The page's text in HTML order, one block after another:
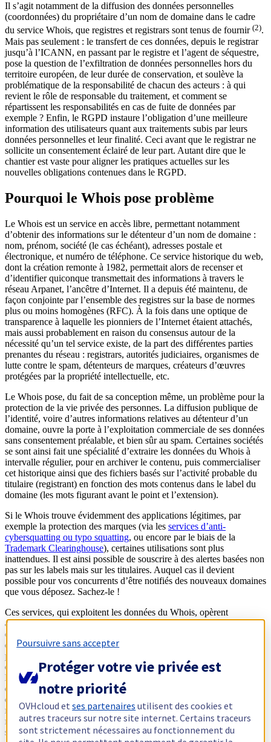
Il s’agit notamment de la diffusion des données personnelles
(coordonnées) du propriétaire d’un nom de domaine dans le cadre
du service Whois, que registres et registrars sont tenus de fournir (2).
Mais pas seulement : le transfert de ces données, depuis le registrar
jusqu’à l’ICANN, en passant par le registre et l’agent de séquestre,
pose la question de l’exfiltration de données personnelles hors du
territoire européen, de leur durée de conservation, et soulève la
problématique de la responsabilité de chacun des acteurs : à qui
revient le rôle de responsable du traitement, et comment se
répartissent les responsabilités en cas de fuite de données par
exemple ? Enfin, le RGPD instaure l’obligation d’une meilleure
information des utilisateurs quant aux traitements subis par leurs
données personnelles et leur finalité. Ceci avant que le registrar ne
sollicite un consentement éclairé de leur part. Autant dire que le
chantier est vaste pour aligner les pratiques actuelles sur les
nouvelles obligations contenues dans le RGPD.
Pourquoi le Whois pose problème
Le Whois est un service en accès libre, permettant notamment
d’obtenir des informations sur le détenteur d’un nom de domaine :
nom, prénom, société (le cas échéant), adresses postale et
électronique, et numéro de téléphone. Ce service historique du web,
dont la création remonte à 1982, permettait alors de recenser et
d’identifier quiconque transmettait des informations à travers le
réseau Arpanet, l’ancêtre d’Internet. Il a depuis été maintenu, de
façon conjointe par l’ensemble des registres sur la base de normes
plus ou moins homogènes (RFC). À la fois dans une optique de
transparence à laquelle les pionniers de l’Internet étaient attachés,
mais aussi probablement en raison du consensus autour de la
nécessité qu’un tel service existe, de la part des différentes parties
prenantes du réseau : registrars, autorités judiciaires, organismes de
lutte contre le spam, détenteurs de marques, créateurs d’œuvres
protégées par la propriété intellectuelle, etc.
Le Whois pose, du fait de sa conception même, un problème pour la
protection de la vie privée des personnes. La diffusion publique de
l’identité, voire d’autres informations relatives au détenteur d’un
domaine, ouvre la porte à l’exploitation commerciale de ses données
sans consentement préalable, et bien sûr au spam. Certaines sociétés
se sont ainsi fait une spécialité d’extraire les données du Whois à
intervalle régulier, pour en archiver le contenu, puis commercialiser
cet historique ainsi que des fichiers basés sur l’activité probable du
titulaire (registrant) en fonction des mots contenus dans le label du
domaine (les mots figurant avant le point et l’extension).
Si le Whois trouve évidemment des applications légitimes, par
exemple la protection des marques (via les services d’anti-
cybersquatting ou typo squatting, ou encore par le biais de la
Trademark Clearinghouse), certaines utilisations sont plus
inattendues. Il est ainsi possible de souscrire à des alertes basées non
pas sur les labels mais sur les titulaires. Auquel cas il devient
possible pour vos concurrents d’être notifiés des nouveaux domaines
que vous déposez. Sachez-le !
Ces services, qui exploitent les données du Whois, opèrent
aujourd’hui dans une faille du droit, que le RGPD entend bien
combler. Reste à convaincre les acteurs américains, au premier rang
desquels figure l’ICANN, de l’intérêt qu’il y a à adopter un modèle
plus protecteur. D’autant que, si l’anonymat permet à certains
d’enregistrer des domaines sur lesquels ils publient des contenus
litigieux, l’anonymat est en même temps une garantie pour la liberté
d’expression. Le cyber-harcèlement, qui est déjà en soi une
expérience désagréable, peut vite se transformer en harcèlement « in
real life », ciblant par exemple le propriétaire d’un site qui
revendique son appartenance à une communauté religieuse,
sexuelle, politique, etc.
Poursuivre sans accepter
Protéger votre vie privée est
notre priorité
OVHcloud etses partenaires utilisent des cookies et
autres traceurs sur notre site internet. Certains traceurs
sont strictement nécessaires au fonctionnement du